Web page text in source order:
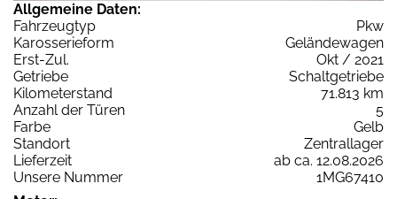
Allgemeine Daten:
Fahrzeugtyp
Pkw
Karosserieform
Geländewagen
Erst-Zul.
Okt / 2021
Getriebe
Schaltgetriebe
Kilometerstand
71.813 km
Anzahl der Türen
5
Farbe
Gelb
Standort
Zentrallager
Lieferzeit
ab ca. 12.08.2026
Unsere Nummer
1MG67410